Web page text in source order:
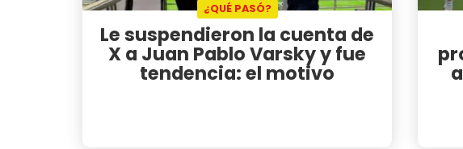
¿QUÉ PASÓ?
Le suspendieron la cuenta de
X a Juan Pablo Varsky y fue
tendencia: el motivo